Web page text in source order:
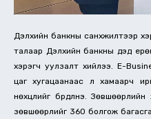
Дэлхийн банкны санхүүжилтээр
талаар Дэлхийн банкны дэд
хэрэгч уулзалт хийлээ. E-
цаг хугацаанаас үл хамаарч
нөхцлийг бүрдүүлнэ.
зөвшөөрлийг 360 болгож